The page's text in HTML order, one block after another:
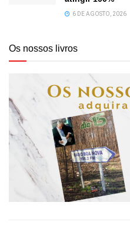
6 DE AGOSTO, 2026
Os nossos livros